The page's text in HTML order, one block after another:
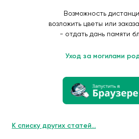
Возможность
возложить цветы или
- отдать дань памяти
Уход за могилами
К списку других статей...